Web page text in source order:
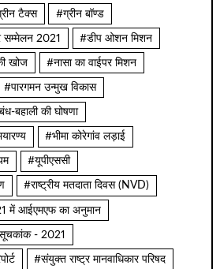
टैक्स #ग्रीन बॉण्ड
2021 #डीप ओशन मिशन
खोज #नासा का वाईपर मिशन
#पारगमन उन्मुख विकास
बहाली की घोषणा
#भीमा कोरेगांव लड़ाई
#यूपीएससी
#राष्ट्रीय मतदाता दिवस (NVD)
में आईएमएफ का अनुमान
- 2021
#संयुक्त राष्ट्र मानवाधिकार परिषद